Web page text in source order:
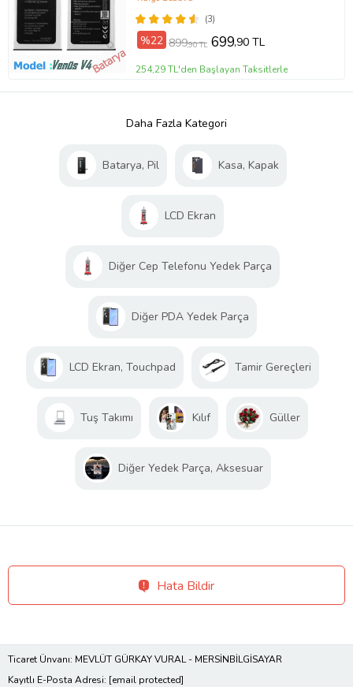
(3)
%22 899,90 TL 699,90 TL
254,29 TL'den Başlayan Taksitlerle
Daha Fazla Kategori
Batarya, Pil Kasa, Kapak
LCD Ekran
Diğer Cep Telefonu Yedek Parça
Diğer PDA Yedek Parça
LCD Ekran, Touchpad Tamir Gereçleri
Tuş Takımı Kılıf Güller
Diğer Yedek Parça, Aksesuar
Hata Bildir
Ticaret Ünvanı: MEVLÜT GÜRKAY VURAL - MERSİNBİLGİSAYAR
Kayıtlı E-Posta Adresi: [email protected]